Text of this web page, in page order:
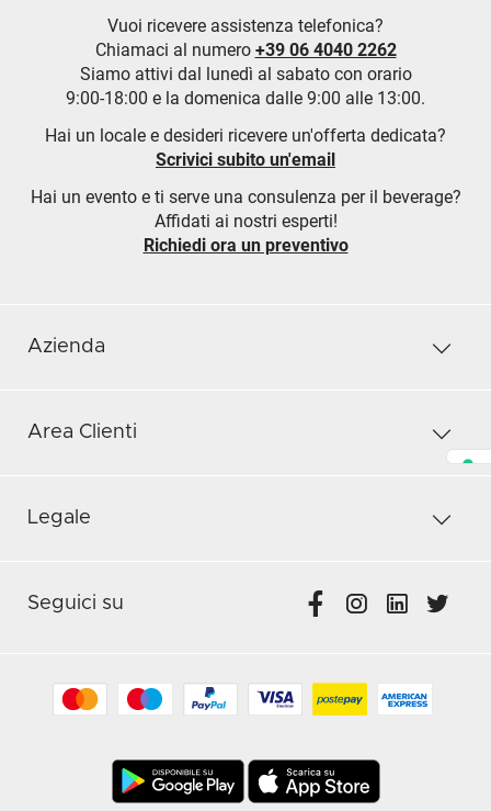
Vuoi ricevere assistenza telefonica?
Chiamaci al numero +39 06 4040 2262
Siamo attivi dal lunedì al sabato con orario
9:00-18:00 e la domenica dalle 9:00 alle 13:00.
Hai un locale e desideri ricevere un'offerta dedicata?
Scrivici subito un'email
Hai un evento e ti serve una consulenza per il beverage?
Affidati ai nostri esperti!
Richiedi ora un preventivo
Azienda
Area Clienti
Legale
Seguici su